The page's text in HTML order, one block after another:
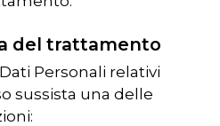
del trattamento
Personali relativi
sussista una delle